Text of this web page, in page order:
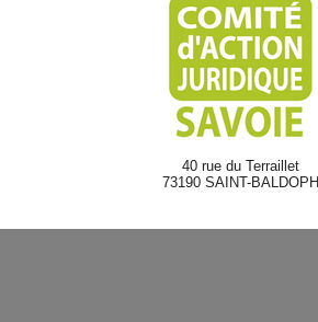
40 rue du Terraillet
73190 SAINT-BALDOPH